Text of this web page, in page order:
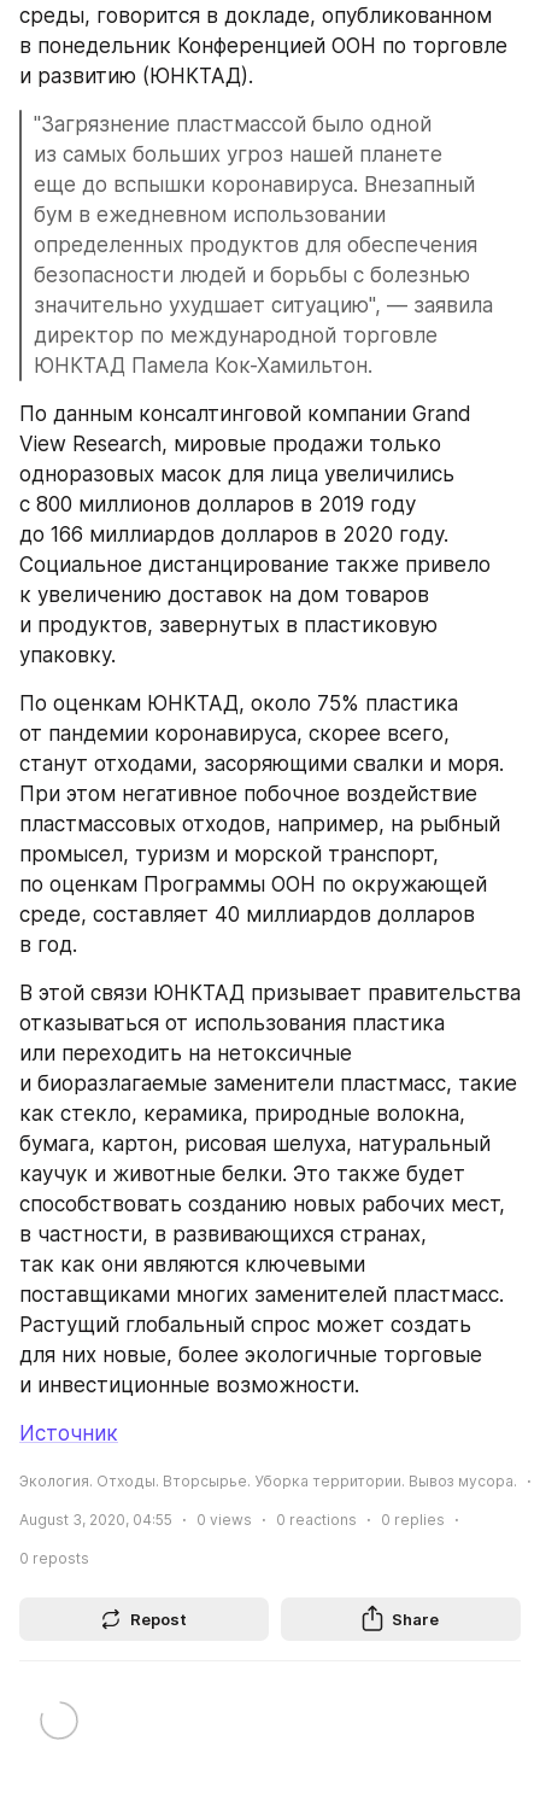
среды, говорится в докладе, опубликованном
в понедельник Конференцией ООН по торговле
и развитию (ЮНКТАД).
"Загрязнение пластмассой было одной
из самых больших угроз нашей планете
еще до вспышки коронавируса. Внезапный
бум в ежедневном использовании
определенных продуктов для обеспечения
безопасности людей и борьбы с болезнью
значительно ухудшает ситуацию", — заявила
директор по международной торговле
ЮНКТАД Памела Кок-Хамильтон.
По данным консалтинговой компании Grand
View Research, мировые продажи только
одноразовых масок для лица увеличились
с 800 миллионов долларов в 2019 году
до 166 миллиардов долларов в 2020 году.
Социальное дистанцирование также привело
к увеличению доставок на дом товаров
и продуктов, завернутых в пластиковую
упаковку.
По оценкам ЮНКТАД, около 75% пластика
от пандемии коронавируса, скорее всего,
станут отходами, засоряющими свалки и моря.
При этом негативное побочное воздействие
пластмассовых отходов, например, на рыбный
промысел, туризм и морской транспорт,
по оценкам Программы ООН по окружающей
среде, составляет 40 миллиардов долларов
в год.
В этой связи ЮНКТАД призывает правительства
отказываться от использования пластика
или переходить на нетоксичные
и биоразлагаемые заменители пластмасс, такие
как стекло, керамика, природные волокна,
бумага, картон, рисовая шелуха, натуральный
каучук и животные белки. Это также будет
способствовать созданию новых рабочих мест,
в частности, в развивающихся странах,
так как они являются ключевыми
поставщиками многих заменителей пластмасс.
Растущий глобальный спрос может создать
для них новые, более экологичные торговые
и инвестиционные возможности.
Источник
Экология. Отходы. Вторсырье. Уборка территории. Вывоз мусора.
August 3, 2020, 04:55 0 views 0 reactions 0 replies
0 reposts
Repost Share